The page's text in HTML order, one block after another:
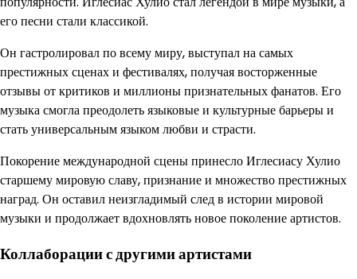
его песни стали классикой.
Он гастролировал по всему миру, выступал на самых
престижных сценах и фестивалях, получая восторженные
отзывы от критиков и миллионы признательных фанатов. Его
музыка смогла преодолеть языковые и культурные барьеры и
стать универсальным языком любви и страсти.
Покорение международной сцены принесло Иглесиасу Хулио
старшему мировую славу, признание и множество престижных
наград. Он оставил неизгладимый след в истории мировой
музыки и продолжает вдохновлять новое поколение артистов.
Коллаборации с другими артистами